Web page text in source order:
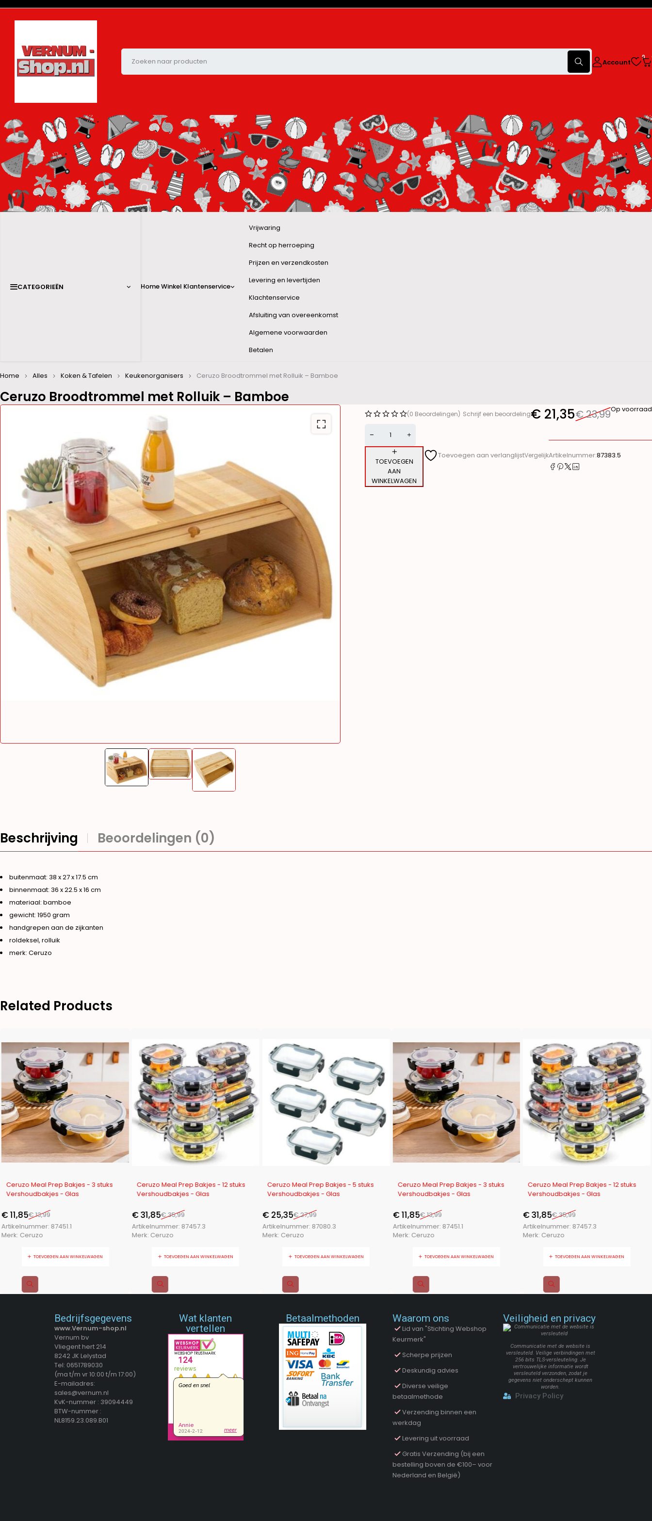
Account
0
CATEGORIEËN HomeWinkel Klantenservice
Vrijwaring
Recht op herroeping
Prijzen en verzendkosten
Levering en levertijden
Klachtenservice
Afsluiting van overeenkomst
Algemene voorwaarden
Betalen
Ceruzo Broodtrommel met Rolluik – Bamboe
Home Alles Koken & Tafelen Keukenorganisers Ceruzo Broodtrommel met Rolluik – Bamboe
(0 Beoordelingen) Schrijf een beoordeling €23,99
€ 21,35 Op voorraad
TOEVOEGEN
AAN
WINKELWAGEN
Toevoegen aan verlanglijstVergelijkArtikelnummer:87383.5
Beschrijving Beoordelingen (0)
buitenmaat: 38 x 27 x 17.5 cm
binnenmaat: 36 x 22.5 x 16 cm
materiaal: bamboe
gewicht: 1950 gram
handgrepen aan de zijkanten
roldeksel, rolluik
merk: Ceruzo
Related Products
-15%
Ceruzo Meal Prep Bakjes - 3 stuks
Vershoudbakjes - Glas
€13,99
€11,85
Artikelnummer: 87451.1
Merk: Ceruzo
TOEVOEGEN AAN WINKELWAGEN
-12%
Ceruzo Meal Prep Bakjes - 12 stuks
Vershoudbakjes - Glas
€35,99
€31,85
Artikelnummer: 87457.3
Merk: Ceruzo
TOEVOEGEN AAN WINKELWAGEN
-9%
Ceruzo Meal Prep Bakjes - 5 stuks
Vershoudbakjes - Glas
€27,99
€25,35
Artikelnummer: 87080.3
Merk: Ceruzo
TOEVOEGEN AAN WINKELWAGEN
-15%
Ceruzo Meal Prep Bakjes - 3 stuks
Vershoudbakjes - Glas
€13,99
€11,85
Artikelnummer: 87451.1
Merk: Ceruzo
TOEVOEGEN AAN WINKELWAGEN
-12%
Ceruzo Meal Prep Bakjes - 12 stuks
Vershoudbakjes - Glas
€35,99
€31,85
Artikelnummer:87457.3
Merk:Ceruzo
TOEVOEGEN AAN WINKELWAGEN
Bedrijfsgegevens
www.Vernum-shop.nl
Vernum bv
Vliegent hert 214
8242 JK Lelystad
Tel: 0651789030
(ma t/m vr 10:00 t/m 17:00)
E-mailadres:
sales@vernum.nl
KvK-nummer : 39094449
BTW-nummer :
NL8159.23.089.B01
Wat klanten
vertellen
Betaalmethoden Waarom ons
Lid van "Stichting Webshop
Keurmerk"
Scherpe prijzen
Deskundig advies
Diverse veilige
betaalmethode
Verzending binnen een
werkdag
Levering uit voorraad
Gratis Verzending (bij een
bestelling boven de €100– voor
Nederland en België)
Veiligheid en privacy
Communicatie met de website is
versleuteld. Veilige verbindingen met
256 bits TLS-versleuteling. Je
vertrouwelijke informatie wordt
versleuteld verzonden, zodat je
gegevens niet onderschept kunnen
worden.
Privacy Policy